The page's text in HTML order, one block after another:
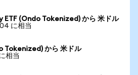
ETF (Ondo Tokenized) から 米ドル
に相当
Tokenized) から 米ドル
相当